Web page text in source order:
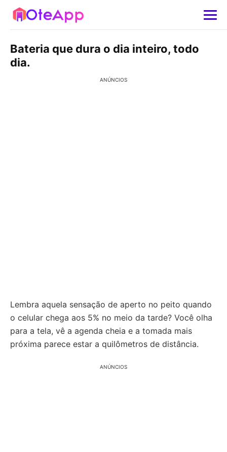
Bateria que dura o dia inteiro, todo
dia.
ANÚNCIOS
Lembra aquela sensação de aperto no peito quando
o celular chega aos 5% no meio da tarde? Você olha
para a tela, vê a agenda cheia e a tomada mais
próxima parece estar a quilômetros de distância.
ANÚNCIOS